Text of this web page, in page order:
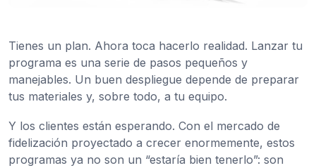
Tienes un plan. Ahora toca hacerlo realidad. Lanzar tu
programa es una serie de pasos pequeños y
manejables. Un buen despliegue depende de preparar
tus materiales y, sobre todo, a tu equipo.
Y los clientes están esperando. Con el mercado de
fidelización proyectado a crecer enormemente, estos
programas ya no son un “estaría bien tenerlo”: son